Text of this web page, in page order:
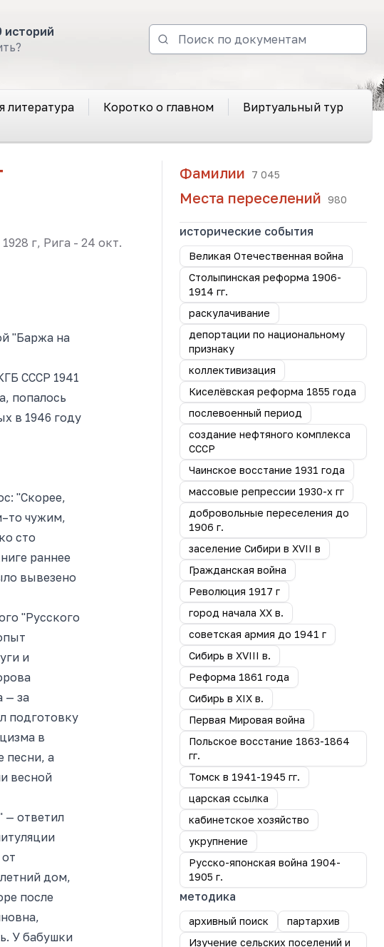
историй
литература Коротко о главном
Виртуальный тур
г, Рига - 24 окт.
"Баржа на
СССР 1941
попалось
в 1946 году
"Скорее,
чужим,
сто
раннее
вывезено
"Русского
и
— за
подготовку
в
песни, а
весной
— ответил
дом,
после
У бабушки
Фамилии 7 045
Места переселений 980
исторические события
Великая Отечественная война
Столыпинская реформа 1906-
1914 гг.
раскулачивание
депортации по национальному
признаку
коллективизация
Киселёвская реформа 1855 года
послевоенный период
создание нефтяного комплекса
СССР
Чаинское восстание 1931 года
массовые репрессии 1930-х гг
добровольные переселения до
1906 г.
заселение Сибири в XVII в
Гражданская война
Революция 1917 г
город начала ХХ в.
советская армия до 1941 г
Сибирь в XVIII в.
Реформа 1861 года
Сибирь в XIX в.
Первая Мировая война
Польское восстание 1863-1864
гг.
Томск в 1941-1945 гг.
царская ссылка
кабинетское хозяйство
укрупнение
Русско-японская война 1904-
1905 г.
методика
архивный поиск
партархив
Изучение сельских поселений и